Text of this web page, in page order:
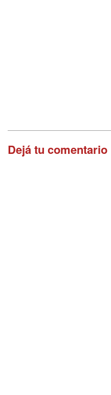
Dejá tu comentario